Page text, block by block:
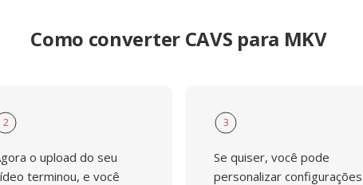
Como converter CAVS para MKV
2
o upload do seu
terminou, e você
3
Se quiser, você pode
personalizar configurações